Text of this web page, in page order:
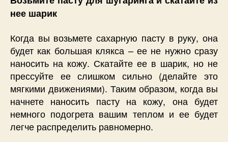
нее шарик
Когда вы возьмете сахарную пасту в руку, она
будет как большая клякса – ее не нужно сразу
наносить на кожу. Скатайте ее в шарик, но не
прессуйте ее слишком сильно (делайте это
мягкими движениями). Таким образом, когда вы
начнете наносить пасту на кожу, она будет
немного подогрета вашим теплом и ее будет
легче распределить равномерно.